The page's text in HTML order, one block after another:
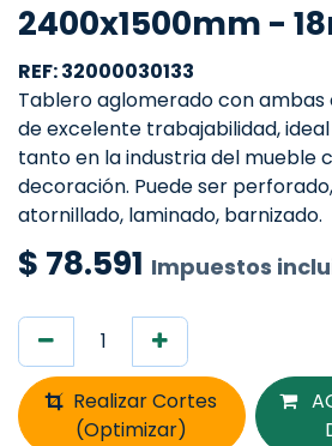
2400x1500mm -
REF: 32000030133
Tablero aglomerado con
de excelente trabajabilidad,
tanto en la industria del mueble
decoración. Puede ser
atornillado, laminado, barnizado.
$ 78.591 Impuestos
Realizar Cortes
(Optimizar)